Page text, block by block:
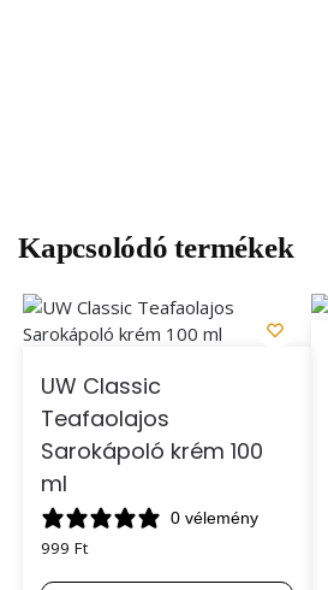
Kapcsolódó termékek
UW Classic
Teafaolajos
Sarokápoló krém 100
ml
0 vélemény
999 Ft